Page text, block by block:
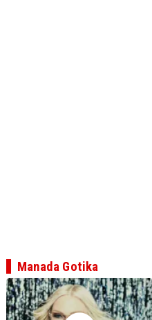
Manada Gotika